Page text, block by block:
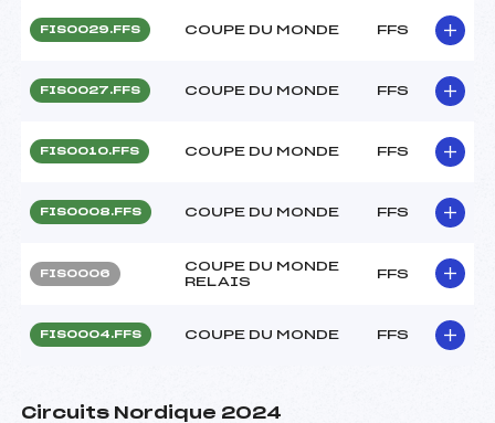
FIS0029.FFS COUPE DU MONDE FFS
FIS0027.FFS COUPE DU MONDE FFS
FIS0010.FFS COUPE DU MONDE FFS
FIS0008.FFS COUPE DU MONDE FFS
FIS0006
COUPE DU MONDE
RELAIS
FFS
FIS0004.FFS COUPE DU MONDE FFS
Circuits Nordique 2024